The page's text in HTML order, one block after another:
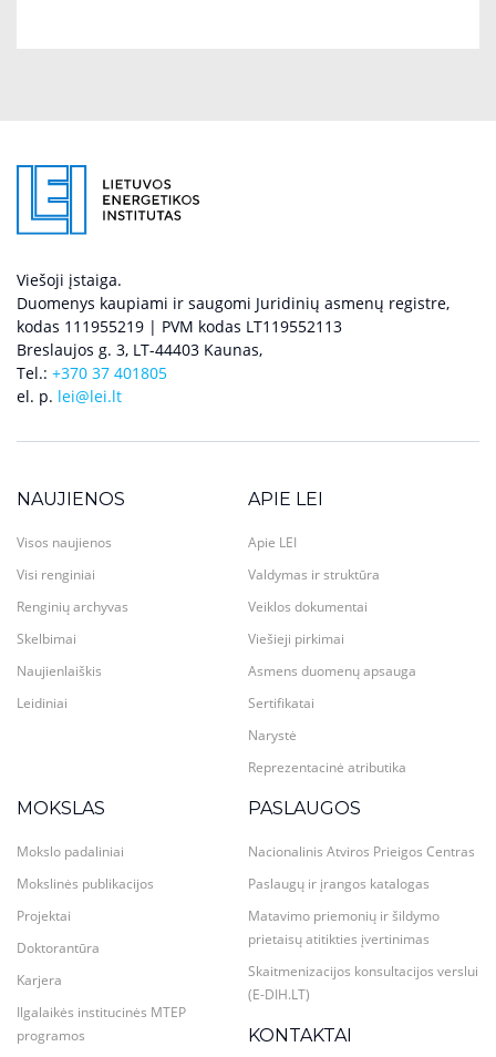
Viešoji įstaiga.
Duomenys kaupiami ir saugomi Juridinių asmenų registre,
kodas 111955219 | PVM kodas LT119552113
Breslaujos g. 3, LT-44403 Kaunas,
Tel.: +370 37 401805
el. p. lei@lei.lt
NAUJIENOS
Visos naujienos
Visi renginiai
Renginių archyvas
Skelbimai
Naujienlaiškis
Leidiniai
APIE LEI
Apie LEI
Valdymas ir struktūra
Veiklos dokumentai
Viešieji pirkimai
Asmens duomenų apsauga
Sertifikatai
Narystė
Reprezentacinė atributika
MOKSLAS
Mokslo padaliniai
Mokslinės publikacijos
Projektai
Doktorantūra
Karjera
Ilgalaikės institucinės MTEP
programos
PASLAUGOS
Nacionalinis Atviros Prieigos Centras
Paslaugų ir įrangos katalogas
Matavimo priemonių ir šildymo
prietaisų atitikties įvertinimas
Skaitmenizacijos konsultacijos verslui
(E-DIH.LT)
KONTAKTAI